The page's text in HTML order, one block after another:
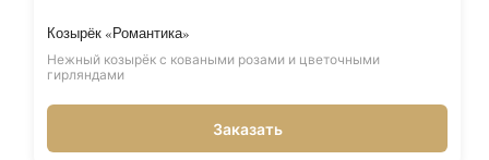
Козырёк «Романтика»
Нежный козырёк с коваными розами и цветочными
гирляндами
Заказать